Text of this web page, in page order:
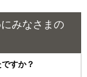
みなさまの
すか？